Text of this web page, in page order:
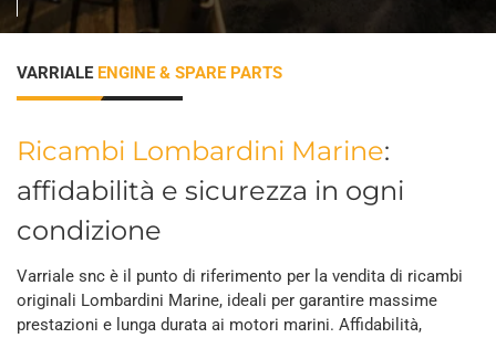
VARRIALE ENGINE & SPARE PARTS
Ricambi Lombardini Marine:
affidabilità e sicurezza in ogni
condizione
Varriale snc è il punto di riferimento per la vendita di ricambi
originali Lombardini Marine, ideali per garantire massime
prestazioni e lunga durata ai motori marini. Affidabilità,